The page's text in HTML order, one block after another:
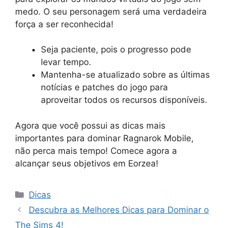
medo. O seu personagem será uma verdadeira
força a ser reconhecida!
Seja paciente, pois o progresso pode
levar tempo.
Mantenha-se atualizado sobre as últimas
notícias e patches do jogo para
aproveitar todos os recursos disponíveis.
Agora que você possui as dicas mais
importantes para dominar Ragnarok Mobile,
não perca mais tempo! Comece agora a
alcançar seus objetivos em Eorzea!
Categorias
Dicas
Descubra as Melhores Dicas para Dominar o
The Sims 4!